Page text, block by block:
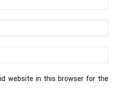
website in this browser for the